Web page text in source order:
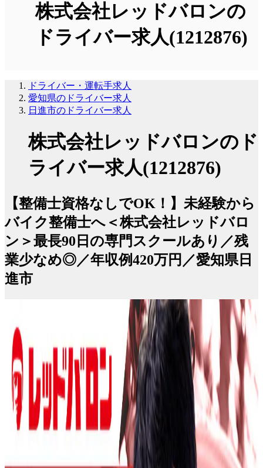
株式会社レッドバロンの
ドライバー求人(1212876)
ドライバー・運転手求人
愛知県のドライバー求人
日進市のドライバー求人
株式会社レッドバロンのド
ライバー求人(1212876)
【整備士資格なしでOK！】未経験から
バイク整備士へ＜株式会社レッドバロ
ン＞最長90日の専門スクールあり／残
業少なめ◎／年収例420万円／愛知県日
進市